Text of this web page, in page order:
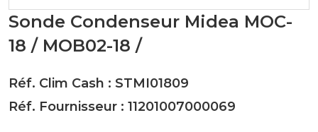
Sonde Condenseur Midea MOC-
18 / MOB02-18 /
Réf. Clim Cash : STMI01809
Réf. Fournisseur : 11201007000069